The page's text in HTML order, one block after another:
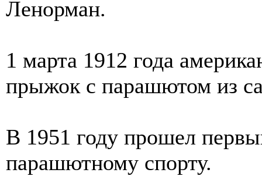
Ленорман.
1 марта 1912 года
прыжок с парашютом из
В 1951 году прошел
парашютному спорту.